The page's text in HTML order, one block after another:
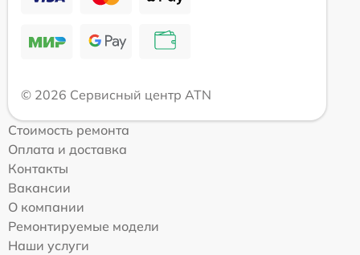
© 2026 Сервисный центр ATN
Стоимость ремонта
Оплата и доставка
Контакты
Вакансии
О компании
Ремонтируемые модели
Наши услуги